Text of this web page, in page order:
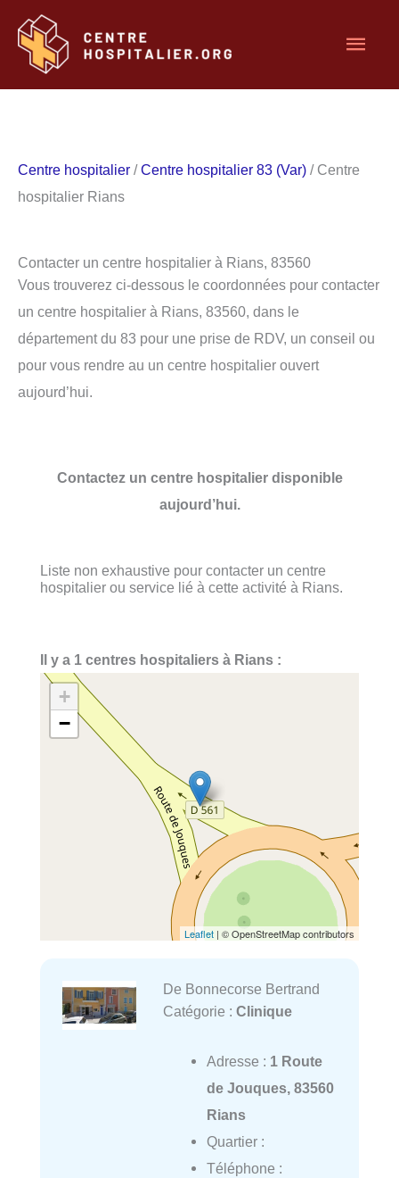
contenu
Centre hospitalier /Centre hospitalier 83 (Var) / Centre
hospitalier Rians
Contacter un centre hospitalier à Rians, 83560
Vous trouverez ci-dessous le coordonnées pour contacter
un centre hospitalier à Rians, 83560, dans le
département du 83 pour une prise de RDV, un conseil ou
pour vous rendre au un centre hospitalier ouvert
aujourd’hui.
Contactez un centre hospitalier disponible
aujourd’hui.
Liste non exhaustive pour contacter un centre
hospitalier ou service lié à cette activité à Rians.
Il y a 1 centres hospitaliers à Rians :
+
−
Leaflet | © OpenStreetMap contributors
De Bonnecorse Bertrand
Catégorie : Clinique
Adresse : 1 Route
de Jouques, 83560
Rians
Quartier :
Téléphone :